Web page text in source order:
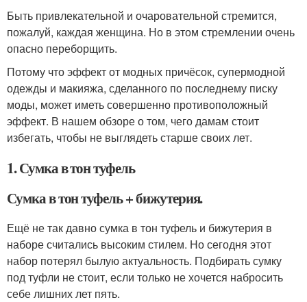
Быть привлекательной и очаровательной стремится,
пожалуй, каждая женщина. Но в этом стремлении очень
опасно переборщить.
Потому что эффект от модных причёсок, супермодной
одежды и макияжа, сделанного по последнему писку
моды, может иметь совершенно противоположный
эффект. В нашем обзоре о том, чего дамам стоит
избегать, чтобы не выглядеть старше своих лет.
1. Сумка в тон туфель
Сумка в тон туфель + бижутерия.
Ещё не так давно сумка в тон туфель и бижутерия в
наборе считались высоким стилем. Но сегодня этот
набор потерял былую актуальность. Подбирать сумку
под туфли не стоит, если только не хочется набросить
себе лишних лет пять.